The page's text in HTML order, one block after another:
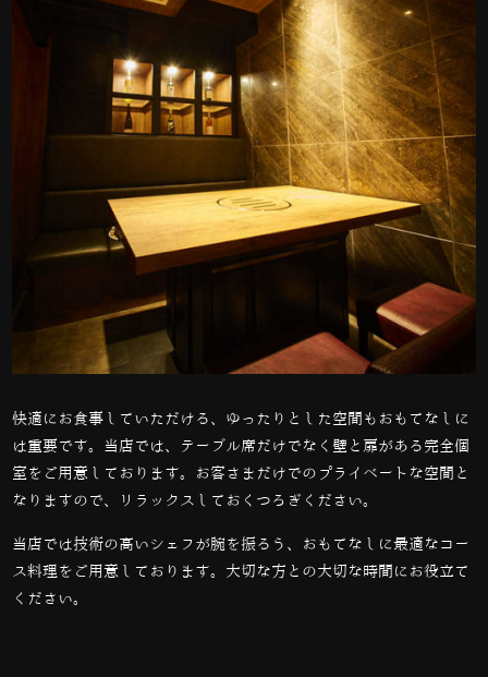
快適にお食事していただける、ゆったりとした空間もおもてなしに
は重要です。当店では、テーブル席だけでなく壁と扉がある完全個
室をご用意しております。お客さまだけでのプライベートな空間と
なりますので、リラックスしておくつろぎください。
当店では技術の高いシェフが腕を振るう、おもてなしに最適なコー
ス料理をご用意しております。大切な方との大切な時間にお役立て
ください。